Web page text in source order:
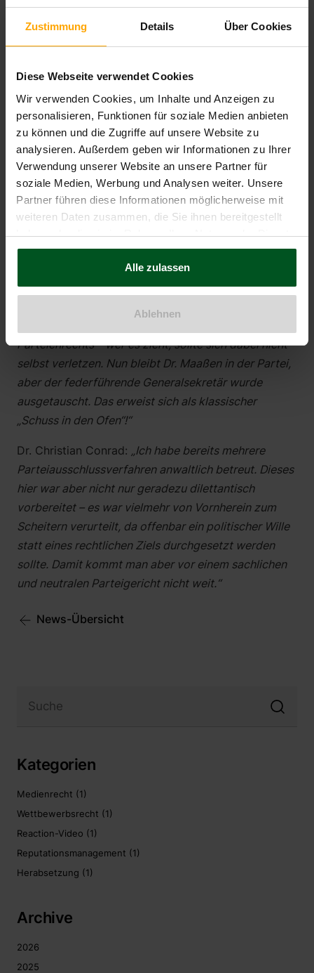
Zustimmung Details Über Cookies
Diese Webseite verwendet Cookies
Wir verwenden Cookies, um Inhalte und Anzeigen zu
personalisieren, Funktionen für soziale Medien anbieten
zu können und die Zugriffe auf unsere Website zu
analysieren. Außerdem geben wir Informationen zu Ihrer
Verwendung unserer Website an unsere Partner für
soziale Medien, Werbung und Analysen weiter. Unsere
Partner führen diese Informationen möglicherweise mit
weiteren Daten zusammen, die Sie ihnen bereitgestellt
haben oder die sie im Rahmen Ihrer Nutzung der Dienste
gesammelt haben.
Alle zulassen
Ablehnen
der Politik“ bearbeitet (v.a. auch
Parteiausschlussverfahren, Parteienfinanzierung,
Äußerungen zu bzw. von Parteien, Fraktionen oder
Verhandlung am 23.06.2023 in Erfurt teil, die sie als
in hohem Maße professionell empfunden haben. Sie
sehen sich mit dem jetzt vorliegenden
Beschlusstenor nicht nur in der Sache vollauf
bestätigt, sondern sind auch wegen der Vielzahl an
gerügten Verfahrensfehlern auf die schriftliche
Begründung gespannt. Allein schon wegen der
erkannten formalen Mängel sehen sie einem
„Das Parteiausschlussverfahren
Parteienrechts – wer es zieht, sollte sich dabei nicht
selbst verletzen. Nun bleibt Dr. Maaßen in der Partei,
aber der federführende Generalsekretär wurde
ausgetauscht. Das erweist sich als klassischer
„Schuss in den Ofen“!“
Dr. Christian Conrad: „Ich habe bereits mehrere
Parteiausschlussverfahren anwaltlich betreut. Dieses
hier war aber nicht nur geradezu dilettantisch
vorbereitet – es war vielmehr von Vornherein zum
Scheitern verurteilt, da offenbar ein politischer Wille
statt eines rechtlichen Ziels durchgesetzt werden
sollte. Damit kommt man aber vor einem sachlichen
und neutralen Parteigericht nicht weit.“
News-Übersicht
Kategorien
Medienrecht (1)
Wettbewerbsrecht (1)
Reaction-Video (1)
Reputationsmanagement (1)
Herabsetzung (1)
Archive
2026
2025